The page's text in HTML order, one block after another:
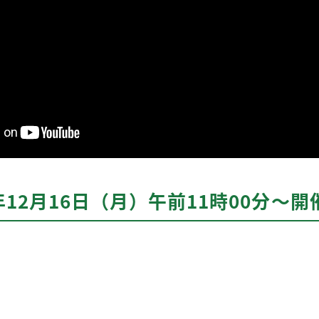
月16日（月）午前11時00分〜開